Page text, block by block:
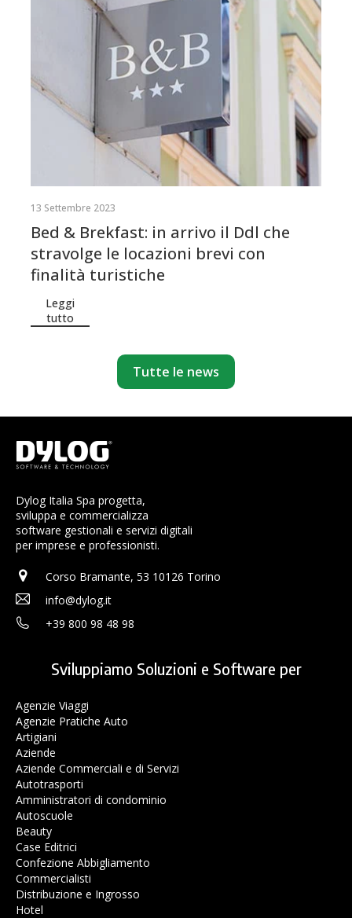
13 Settembre 2023
Bed & Brekfast: in arrivo il Ddl che
stravolge le locazioni brevi con
finalità turistiche
Leggi
tutto
Tutte le news
Dylog Italia Spa progetta,
sviluppa e commercializza
software gestionali e servizi digitali
per imprese e professionisti.
Corso Bramante, 53 10126 Torino
info@dylog.it
+39 800 98 48 98
Sviluppiamo Soluzioni e Software per
Agenzie Viaggi
Agenzie Pratiche Auto
Artigiani
Aziende
Aziende Commerciali e di Servizi
Autotrasporti
Amministratori di condominio
Autoscuole
Beauty
Case Editrici
Confezione Abbigliamento
Commercialisti
Distribuzione e Ingrosso
Hotel